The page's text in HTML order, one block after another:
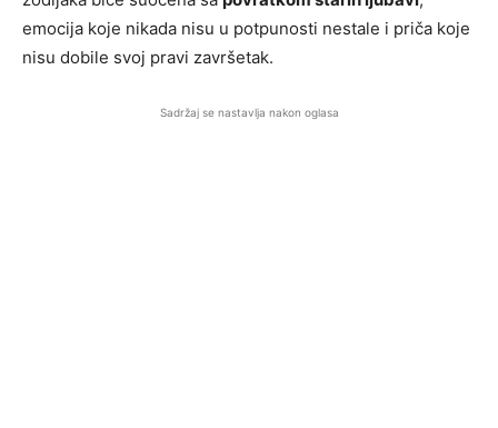
emocija koje nikada nisu u potpunosti nestale i priča koje
nisu dobile svoj pravi završetak.
Sadržaj se nastavlja nakon oglasa